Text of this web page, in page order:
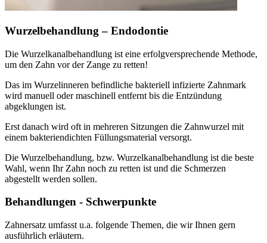
Wurzelbehandlung – Endodontie
Die Wurzelkanalbehandlung ist eine erfolgversprechende Methode,
um den Zahn vor der Zange zu retten!
Das im Wurzelinneren befindliche bakteriell infizierte Zahnmark
wird manuell oder maschinell entfernt bis die Entzündung
abgeklungen ist.
Erst danach wird oft in mehreren Sitzungen die Zahnwurzel mit
einem bakteriendichten Füllungsmaterial versorgt.
Die Wurzelbehandlung, bzw. Wurzelkanalbehandlung ist die beste
Wahl, wenn Ihr Zahn noch zu retten ist und die Schmerzen
abgestellt werden sollen.
Behandlungen - Schwerpunkte
Zahnersatz umfasst u.a. folgende Themen, die wir Ihnen gern
ausführlich erläutern.